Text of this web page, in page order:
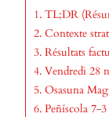
TL;DR
Contexte
Résultats
Vendredi 28
Osasuna
Peñíscola 7-